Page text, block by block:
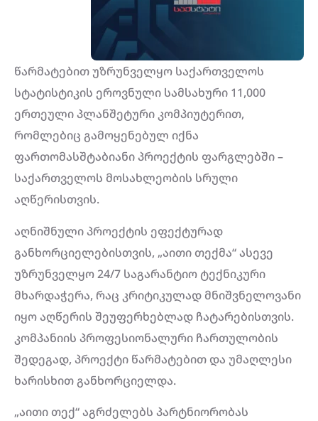
წარმატებით უზრუნველყო საქართველოს
სტატისტიკის ეროვნული სამსახური 11,000
ერთეული პლანშეტური კომპიუტერით,
რომლებიც გამოყენებულ იქნა
ფართომასშტაბიანი პროექტის ფარგლებში –
საქართველოს მოსახლეობის სრული
აღწერისთვის.
აღნიშნული პროექტის ეფექტურად
განხორციელებისთვის, „აითი თექმა“ ასევე
უზრუნველყო 24/7 საგარანტიო ტექნიკური
მხარდაჭერა, რაც კრიტიკულად მნიშვნელოვანი
იყო აღწერის შეუფერხებლად ჩატარებისთვის.
კომპანიის პროფესიონალური ჩართულობის
შედეგად, პროექტი წარმატებით და უმაღლესი
ხარისხით განხორციელდა.
„აითი თექ“ აგრძელებს პარტნიორობას